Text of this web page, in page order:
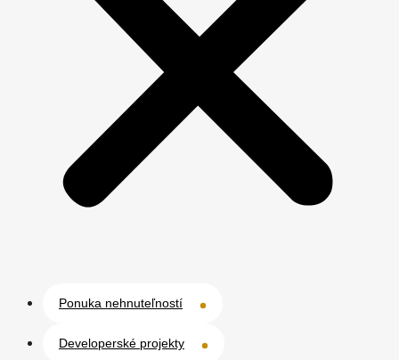
Ponuka nehnuteľností
Developerské projekty